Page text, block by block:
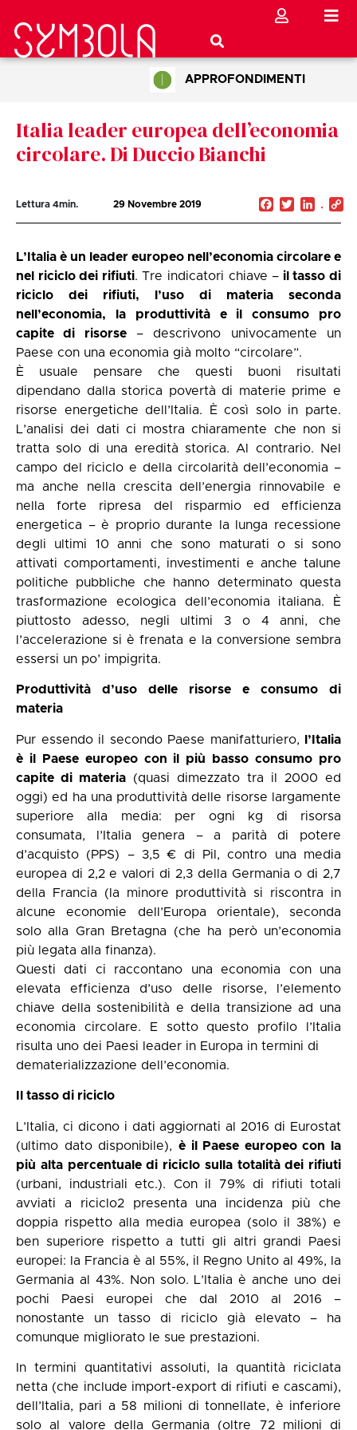
APPROFONDIMENTI
Italia leader europea dell’economia
circolare. Di Duccio Bianchi
Lettura 4min. 29 Novembre 2019 Facebook
Twitter
L’Italia è un leader europeo nell’economia circolare e
nel riciclo dei rifiuti. Tre indicatori chiave – il tasso di
riciclo dei rifiuti, l’uso di materia seconda
nell’economia, la produttività e il consumo pro
capite di risorse– descrivono univocamente un
Paese con una economia già molto “circolare”.
È usuale pensare che questi buoni risultati
dipendano dalla storica povertà di materie prime e
risorse energetiche dell’Italia. È così solo in parte.
L’analisi dei dati ci mostra chiaramente che non si
tratta solo di una eredità storica. Al contrario. Nel
campo del riciclo e della circolarità dell’economia –
ma anche nella crescita dell’energia rinnovabile e
nella forte ripresa del risparmio ed efficienza
energetica – è proprio durante la lunga recessione
degli ultimi 10 anni che sono maturati o si sono
attivati comportamenti, investimenti e anche talune
politiche pubbliche che hanno determinato questa
trasformazione ecologica dell’economia italiana. È
piuttosto adesso, negli ultimi 3 o 4 anni, che
l’accelerazione si è frenata e la conversione sembra
essersi un po’ impigrita.
Produttività d’uso delle risorse e consumo di
materia
Pur essendo il secondo Paese manifatturiero,
l’Italia
è il Paese europeo con il più basso consumo pro
capite di materia (quasi dimezzato tra il 2000 ed
oggi) ed ha una produttività delle risorse largamente
superiore alla media: per ogni kg di risorsa
consumata, l’Italia genera – a parità di potere
d’acquisto (PPS) – 3,5 € di Pil, contro una media
europea di 2,2 e valori di 2,3 della Germania o di 2,7
della Francia (la minore produttività si riscontra in
alcune economie dell’Europa orientale), seconda
solo alla Gran Bretagna (che ha però un’economia
più legata alla finanza).
Questi dati ci raccontano una economia con una
elevata efficienza d’uso delle risorse, l’elemento
chiave della sostenibilità e della transizione ad una
economia circolare. E sotto questo profilo l’Italia
risulta uno dei Paesi leader in Europa in termini di
dematerializzazione dell’economia.
Il tasso di riciclo
L’Italia, ci dicono i dati aggiornati al 2016 di Eurostat
(ultimo dato disponibile), è il Paese europeo con la
più alta percentuale di riciclo sulla totalità dei rifiuti
(urbani, industriali etc.). Con il 79% di rifiuti totali
avviati a riciclo2 presenta una incidenza più che
doppia rispetto alla media europea (solo il 38%) e
ben superiore rispetto a tutti gli altri grandi Paesi
europei: la Francia è al 55%, il Regno Unito al 49%, la
Germania al 43%. Non solo. L’Italia è anche uno dei
pochi Paesi europei che dal 2010 al 2016 –
nonostante un tasso di riciclo già elevato – ha
comunque migliorato le sue prestazioni.
In termini quantitativi assoluti, la quantità riciclata
netta (che include import-export di rifiuti e cascami),
dell’Italia, pari a 58 milioni di tonnellate, è inferiore
solo al valore della Germania (oltre 72 milioni di